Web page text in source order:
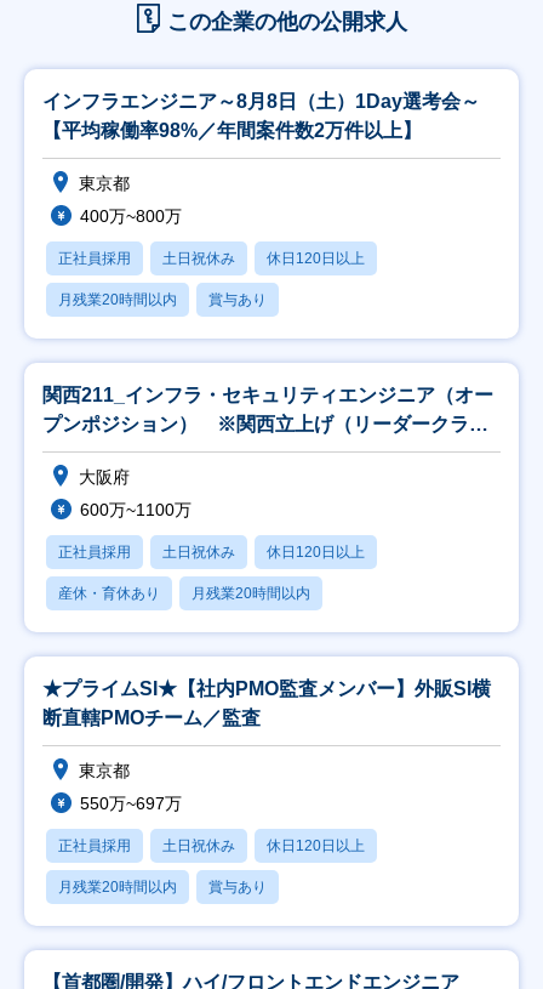
この企業の他の公開求人
インフラエンジニア～8月8日（土）1Day選考会～
【平均稼働率98%／年間案件数2万件以上】
東京都
400万~800万
正社員採用 土日祝休み 休日120日以上
月残業20時間以内 賞与あり
関西211_インフラ・セキュリティエンジニア（オー
プンポジション） ※関西立上げ（リーダークラス
以上
大阪府
600万~1100万
正社員採用 土日祝休み 休日120日以上
産休・育休あり 月残業20時間以内
★プライムSI★【社内PMO監査メンバー】外販SI横
断直轄PMOチーム／監査
東京都
550万~697万
正社員採用 土日祝休み 休日120日以上
月残業20時間以内 賞与あり
【首都圏/開発】ハイ/フロントエンドエンジニア